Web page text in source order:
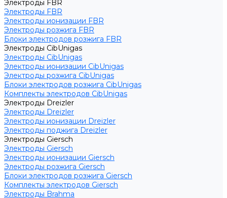
Электроды FBR
Электроды FBR
Электроды ионизации FBR
Электроды розжига FBR
Блоки электродов розжига FBR
Электроды CibUnigas
Электроды CibUnigas
Электроды ионизации CibUnigas
Электроды розжига CibUnigas
Блоки электродов розжига CibUnigas
Комплекты электродов CibUnigas
Электроды Dreizler
Электроды Dreizler
Электроды ионизации Dreizler
Электроды поджига Dreizler
Электроды Giersch
Электроды Giersch
Электроды ионизации Giersch
Электроды розжига Giersch
Блоки электродов розжига Giersch
Комплекты электродов Giersch
Электроды Brahma